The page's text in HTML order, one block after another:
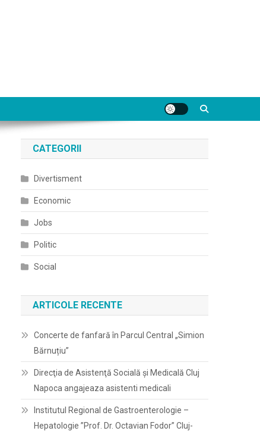
CATEGORII
Divertisment
Economic
Jobs
Politic
Social
ARTICOLE RECENTE
Concerte de fanfară în Parcul Central „Simion
Bărnuțiu”
Direcţia de Asistenţă Socială şi Medicală Cluj
Napoca angajeaza asistenti medicali
Institutul Regional de Gastroenterologie –
Hepatologie ”Prof. Dr. Octavian Fodor” Cluj-